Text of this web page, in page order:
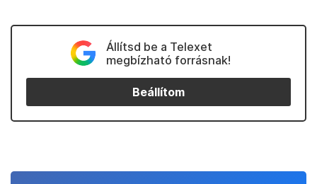
Állítsd be a Telexet
megbízható forrásnak!
Beállítom